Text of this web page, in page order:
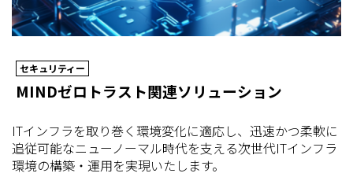
セキュリティー
MINDゼロトラスト関連ソリューション
ITインフラを取り巻く環境変化に適応し、迅速かつ柔軟に
追従可能なニューノーマル時代を支える次世代ITインフラ
環境の構築・運用を実現いたします。